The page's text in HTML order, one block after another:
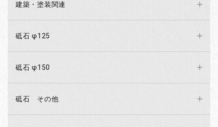
建築・塗装関連
砥石 φ125
砥石 φ150
砥石 その他